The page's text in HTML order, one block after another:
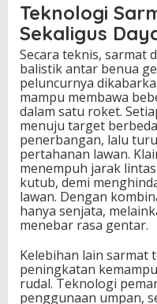
Teknologi
Sekaligus
Secara teknis, sarmat
balistik antar benua
peluncurnya
mampu membawa
dalam satu roket.
menuju target
penerbangan, lalu
pertahanan lawan.
menempuh jarak
kutub, demi
lawan. Dengan
hanya senjata,
menebar rasa gentar.
Kelebihan lain sarmat
peningkatan
rudal. Teknologi
penggunaan umpan,